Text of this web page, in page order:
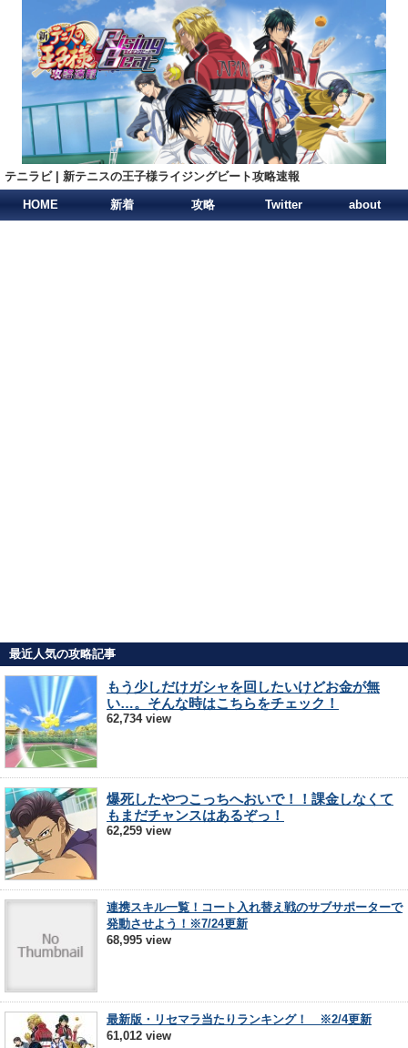
テニラビ | 新テニスの王子様ライジングビート攻略速報
HOME 新着 攻略 Twitter about
最近人気の攻略記事
もう少しだけガシャを回したいけどお金が無
い…。そんな時はこちらをチェック！
62,734 view
爆死したやつこっちへおいで！！課金しなくて
もまだチャンスはあるぞっ！
62,259 view
連携スキル一覧！コート入れ替え戦のサブサポーターで
発動させよう！※7/24更新
68,995 view
最新版・リセマラ当たりランキング！ ※2/4更新
61,012 view